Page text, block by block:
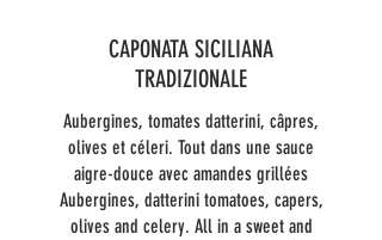
CAPONATA SICILIANA
TRADIZIONALE
Aubergines, tomates datterini, câpres,
olives et céleri. Tout dans une sauce
aigre-douce avec amandes grillées
Aubergines, datterini tomatoes, capers,
olives and celery. All in a sweet and